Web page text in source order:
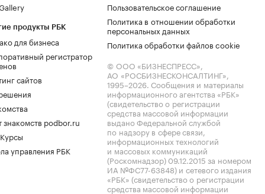
продукты РБК
для бизнеса
регистратор
сайтов
знакомств podbor.ru
управления РБК
Пользовательское соглашение
Политика в отношении обработки
персональных данных
Политика обработки файлов cookie
© ООО «БИЗНЕСПРЕСС»,
АО «РОСБИЗНЕСКОНСАЛТИНГ»,
1995–2026. Сообщения и материалы
информационного агентства «РБК»
(свидетельство о регистрации
средства массовой информации
выдано Федеральной службой
по надзору в сфере связи,
информационных технологий
и массовых коммуникаций
(Роскомнадзор) 09.12.2015 за номером
ИА №ФС77-63848) и сетевого издания
«РБК» (свидетельство о регистрации
средства массовой информации